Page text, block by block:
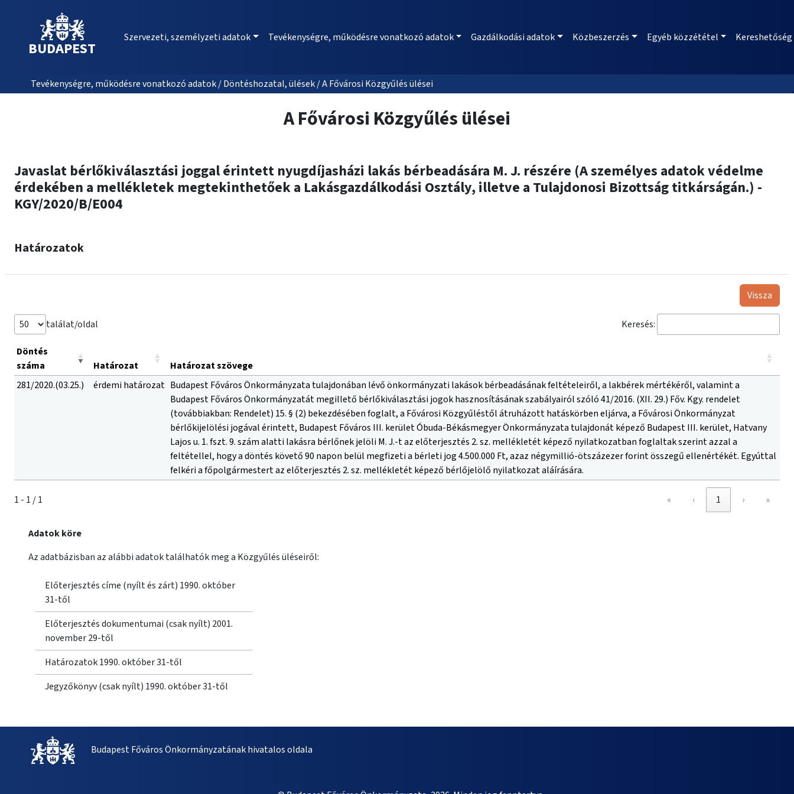
BUDAPEST
Szervezeti, személyzeti adatok Tevékenységre, működésre vonatkozó adatok Gazdálkodási adatok Közbeszerzés Egyéb közzététel Kereshetőség
Tevékenységre, működésre vonatkozó adatok / Döntéshozatal, ülések / A Fővárosi Közgyűlés ülései
A Fővárosi Közgyűlés ülései
Javaslat bérlőkiválasztási joggal érintett nyugdíjasházi lakás bérbeadására M. J. részére (A személyes adatok védelme
érdekében a mellékletek megtekinthetőek a Lakásgazdálkodási Osztály, illetve a Tulajdonosi Bizottság titkárságán.) -
KGY/2020/B/E004
Határozatok
Vissza
találat/oldal Keresés:
Döntés
száma
Határozat
Határozat szövege
281/2020.(03.25.)
érdemi határozat Budapest Főváros Önkormányzata tulajdonában lévő önkormányzati lakások bérbeadásának feltételeiről, a lakbérek mértékéről, valamint a
Budapest Főváros Önkormányzatát megillető bérlőkiválasztási jogok hasznosításának szabályairól szóló 41/2016. (XII. 29.) Főv. Kgy. rendelet
(továbbiakban: Rendelet) 15. § (2) bekezdésében foglalt, a Fővárosi Közgyűléstől átruházott hatáskörben eljárva, a Fővárosi Önkormányzat
bérlőkijelölési jogával érintett, Budapest Főváros III. kerület Óbuda-Békásmegyer Önkormányzata tulajdonát képező Budapest III. kerület, Hatvany
Lajos u. 1. fszt. 9. szám alatti lakásra bérlőnek jelöli M. J.-t az előterjesztés 2. sz. mellékletét képező nyilatkozatban foglaltak szerint azzal a
feltétellel, hogy a döntés követő 90 napon belül megfizeti a bérleti jog 4.500.000 Ft, azaz négymillió-ötszázezer forint összegű ellenértékét. Egyúttal
felkéri a főpolgármestert az előterjesztés 2. sz. mellékletét képező bérlőjelölő nyilatkozat aláírására.
1 - 1 / 1 « ‹ 1 › »
Adatok köre
Az adatbázisban az alábbi adatok találhatók meg a Közgyűlés üléseiről:
Előterjesztés címe (nyílt és zárt) 1990. október
31-től
Előterjesztés dokumentumai (csak nyílt) 2001.
november 29-től
Határozatok 1990. október 31-től
Jegyzőkönyv (csak nyílt) 1990. október 31-től
Budapest Főváros Önkormányzatának hivatalos oldala